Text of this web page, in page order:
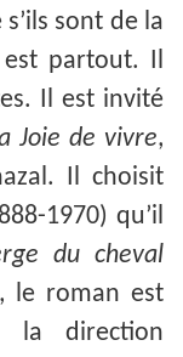
sont de la
est partout. Il
Il est invité
Joie de vivre,
Il choisit
1970) qu’il
du cheval
le roman est
la direction